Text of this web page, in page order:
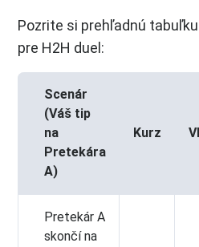
Pozrite si prehľadnú
pre H2H duel:
Scenár
(Váš tip
na
Pretekára
A)
Kurz
Pretekár A
skončí na